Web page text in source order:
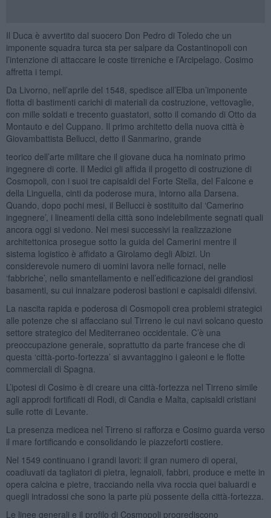
Il Duca è avvertito dal suocero Don Pedro di Toledo che un
imponente squadra turca sta per salpare da Costantinopoli con
l’intenzione di attaccare le coste tirreniche e l’Arcipelago. Cosimo
affretta i tempi.
Da Livorno, nell’aprile del 1548, spedisce all’Elba un’imponente
flotta di bastimenti carichi di materiali da costruzione, vettovaglie,
con mille soldati e trecento guastatori, sotto il comando di Otto da
Montauto e del Cuppano. Il primo architetto della nuova città è
Giovambattista Bellucci, detto il Sanmarino, grande
teorico dell’arte militare che il giovane duca ha nominato primo
ingegnere di corte. Il Medici gli affida il progetto di costruzione di
Cosmopoli, con i suoi tre capisaldi del Forte Stella, del Falcone e
della Linguella, cinti da poderose mura, intorno alla Darsena.
Quando, dopo pochi mesi, il Bellucci è sostituito dal ‘Camerino
ingegnere’, i lineamenti della città sono indelebilmente segnati quali
ancora oggi si vedono. Nei mesi successivi la realizzazione
architettonica prosegue sotto la guida del Camerini mentre il
sistema logistico è affidato a Girolamo degli Albizi. Un
considerevole numero di uomini lavora nelle fornaci, nelle
‘fabbriche’, nello smantellamento e nell’edificazione dei grandiosi
basamenti, su cui innalzare poderosi bastioni e capisaldi difensivi.
La nascita rapida e poderosa di Cosmopoli crea problemi strategici
alle potenze che si affacciano sul Tirreno le cui navi solcano questo
settore strategico del Mediterraneo occidentale. C’è una
preoccupazione generale, soprattutto da parte francese che di
questa ‘città-porto-fortezza’ si avvantaggino i galeoni e le flotte
commerciali di Spagna.
L’ipotesi di Cosimo è di creare una città-fortezza nel Tirreno simile
agli approdi fortificati di Rodi, di Candia e Malta, capisaldi cristiani
sulle rotte di Levante.
La presenza medicea nel Tirreno si rafforza e Cosimo guarda verso
il mare fortificando e consolidando le piazzeforti costiere.
Nel 1549 continuano i grandi lavori: il gran numero di operai,
coadiuvati da tagliatori di pietra, legnaioli, fabbri, produce e mette in
opera calcina e pietre, tracciando nella viva roccia quei baluardi e
quegli intradossi che sono la parte più possente della città-fortezza.
Le linee generali e il profilo di Cosmopoli progrediscono